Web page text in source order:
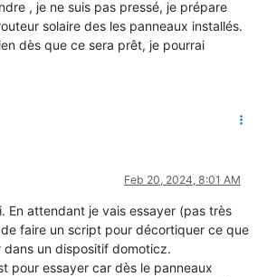
, je ne suis pas pressé, je prépare
solaire des les panneaux installés.
dès que ce sera prêt, je pourrai
Feb 20, 2024, 8:01 AM
En attendant je vais essayer (pas très
faire un script pour décortiquer ce que
dans un dispositif domoticz.
pour essayer car dès le panneaux